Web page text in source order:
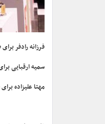
فرزانه رادفر
سمیه ارقبایی
مهتا علیزاده